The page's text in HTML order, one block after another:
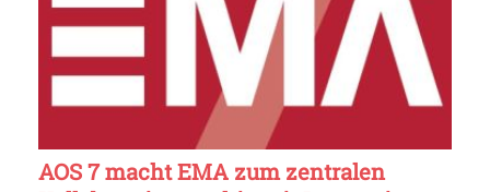
AOS 7 macht EMA zum zentralen